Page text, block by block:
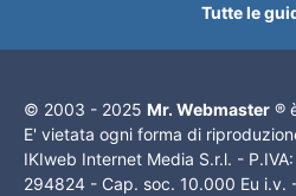
Tutte le
© 2003 - 2025 Mr. Webmaster ®
E' vietata ogni forma di
IKIweb Internet Media S.r.l. -
294824 - Cap. soc. 10.000 Eu i.v.